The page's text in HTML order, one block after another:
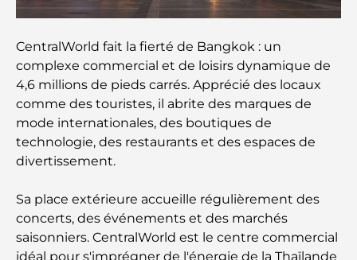
l'univers du luxe aéronautique des milliardaires
Les bagues de fiançailles les plus chères du
monde
Écoles indiennes à Dubaï : Le guide ultime pour
les parents
Découverte des sites emblématiques d'Abu Dhabi
CentralWorld fait la fierté de Bangkok : un
complexe commercial et de loisirs dynamique de
4,6 millions de pieds carrés. Apprécié des locaux
comme des touristes, il abrite des marques de
mode internationales, des boutiques de
technologie, des restaurants et des espaces de
divertissement.
Sa place extérieure accueille régulièrement des
concerts, des événements et des marchés
saisonniers. CentralWorld est le centre commercial
idéal pour s'imprégner de l'énergie de la Thaïlande